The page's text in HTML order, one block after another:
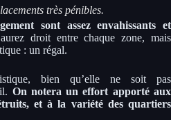
très pénibles.
sont assez envahissants et
droit entre chaque zone, mais
: un régal.
bien qu’elle ne soit pas
On notera un effort apporté aux
et à la variété des quartiers